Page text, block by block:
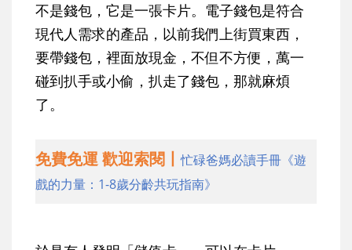
不是錢包，它是一張卡片。電子錢包是符合
現代人需求的產品，以前我們上街買東西，
要帶錢包，裡面放現金，不但不方便，萬一
碰到扒手或小偷，扒走了錢包，那就麻煩
了。
免費免運 歡迎索閱丨忙碌爸媽必讀手冊《遊
戲的力量：1-8歲分齡共玩指南》